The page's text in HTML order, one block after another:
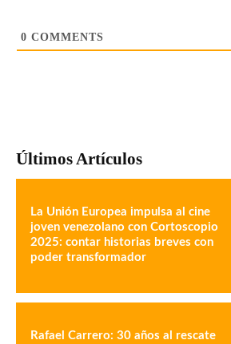
0 COMMENTS
Últimos Artículos
La Unión Europea impulsa al cine
joven venezolano con Cortoscopio
2025: contar historias breves con
poder transformador
Rafael Carrero: 30 años al rescate